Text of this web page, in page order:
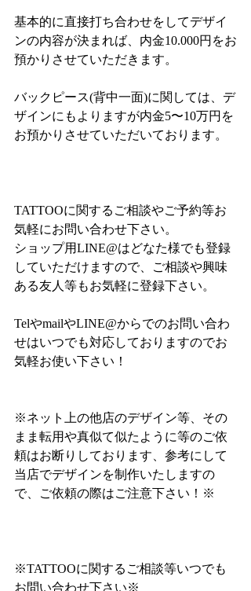
基本的に直接打ち合わせをしてデザイ
ンの内容が決まれば、内金10.000円をお
預かりさせていただきます。
バックピース(背中一面)に関しては、デ
ザインにもよりますが内金5〜10万円を
お預かりさせていただいております。
TATTOOに関するご相談やご予約等お
気軽にお問い合わせ下さい。
ショップ用LINE@はどなた様でも登録
していただけますので、ご相談や興味
ある友人等もお気軽に登録下さい。
TelやmailやLINE@からでのお問い合わ
せはいつでも対応しておりますのでお
気軽お使い下さい！
※ネット上の他店のデザイン等、その
まま転用や真似て似たように等のご依
頼はお断りしております、参考にして
当店でデザインを制作いたしますの
で、ご依頼の際はご注意下さい！※
※TATTOOに関するご相談等いつでも
お問い合わせ下さい※